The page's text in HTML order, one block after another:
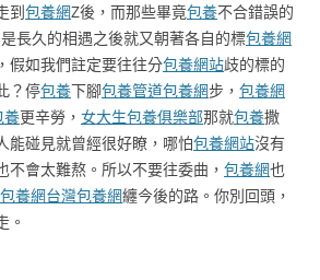
到包養網Z後，而那些畢竟包養不合錯誤的
長久的相遇之後就又朝著各自的標包養網
，假如我們註定要往往分包養網站歧的標的
？停包養下腳包養管道包養網步， 包養網
養更辛勞， 女大生包養俱樂部那就包養撒
能碰見就曾經很好瞭，哪怕包養網站沒有
不會太難熬。所以不要往委曲， 包養網也
包養網台灣包養網纏今後的路。你別回頭，
。